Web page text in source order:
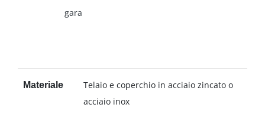
gara
Materiale
Telaio e coperchio in acciaio zincato o
acciaio inox